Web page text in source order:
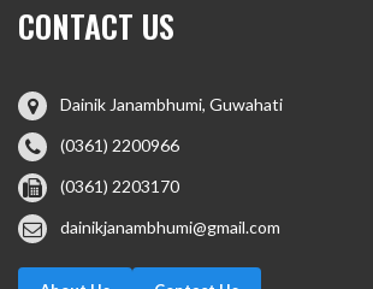
CONTACT US
Dainik Janambhumi, Guwahati
(0361) 2200966
(0361) 2203170
dainikjanambhumi@gmail.com